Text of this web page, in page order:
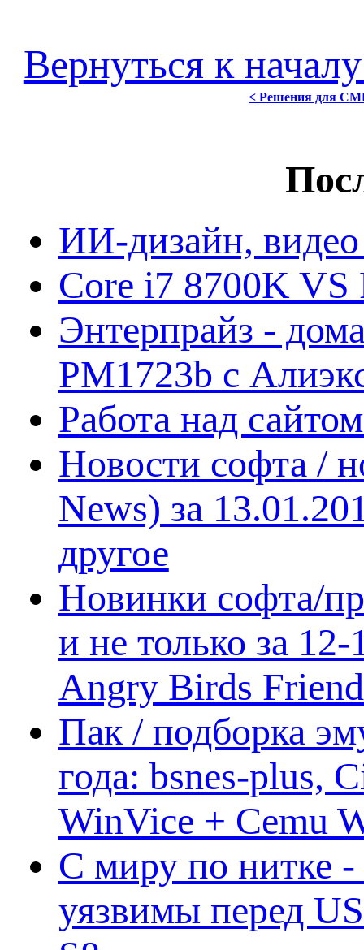
Вернуться к
< Решения для
ИИ-дизайн,
Core i7 8700K VS
Энтерпрайз -
PM1723b с
Работа над
Новости софта /
News) за
другое
Новинки софта/
и не только за
Angry Birds
Пак / подборка
года: bsnes-plus,
WinVice + Cemu
С миру по нитке
уязвимы перед